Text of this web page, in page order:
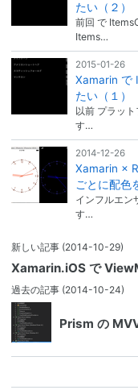
たい（２）
前回 で
Items…
2015-01-26
Xamarin で
たい（１）
以前 プラッ
す…
2014-12-26
Xamarin ×
ごとに配色
インフルエン
す…
新しい記事 (2014-10-29)
Xamarin.iOS で
過去の記事 (2014-10-24)
Prism の